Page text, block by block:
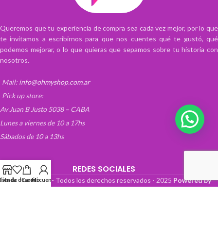
Queremos que tu experiencia de compra sea cada vez mejor, por lo que
te invitamos a escribirnos para que nos cuentes qué te gustó, qué
podemos mejorar, o lo que quieras que sepamos sobre tu historia con
nosotros.
Mail: info@ohmyshop.com.ar
Pick up store:
Av Juan B Justo 5038 – CABA
Lunes a viernes de 10 a 17hs
Sábados de 10 a 13hs
REDES SOCIALES
OhMyTienda! - Todos los derechos reservados - 2025 Powered by
de deseos
CarritoMi cuenta